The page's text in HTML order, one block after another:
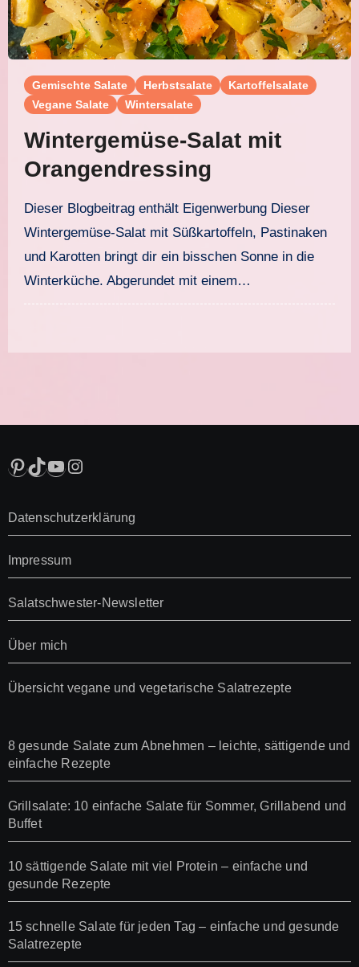
Gemischte Salate Herbstsalate
Kartoffelsalate
Vegane Salate
Wintersalate
Wintergemüse-Salat mit
Orangendressing
Dieser Blogbeitrag enthält Eigenwerbung Dieser
Wintergemüse-Salat mit Süßkartoffeln, Pastinaken
und Karotten bringt dir ein bisschen Sonne in die
Winterküche. Abgerundet mit einem…
Pinterest
TikTok
YouTube
Instagram
Datenschutzerklärung
Impressum
Salatschwester-Newsletter
Über mich
Übersicht vegane und vegetarische Salatrezepte
8 gesunde Salate zum Abnehmen – leichte, sättigende und
einfache Rezepte
Grillsalate: 10 einfache Salate für Sommer, Grillabend und
Buffet
10 sättigende Salate mit viel Protein – einfache und
gesunde Rezepte
15 schnelle Salate für jeden Tag – einfache und gesunde
Salatrezepte